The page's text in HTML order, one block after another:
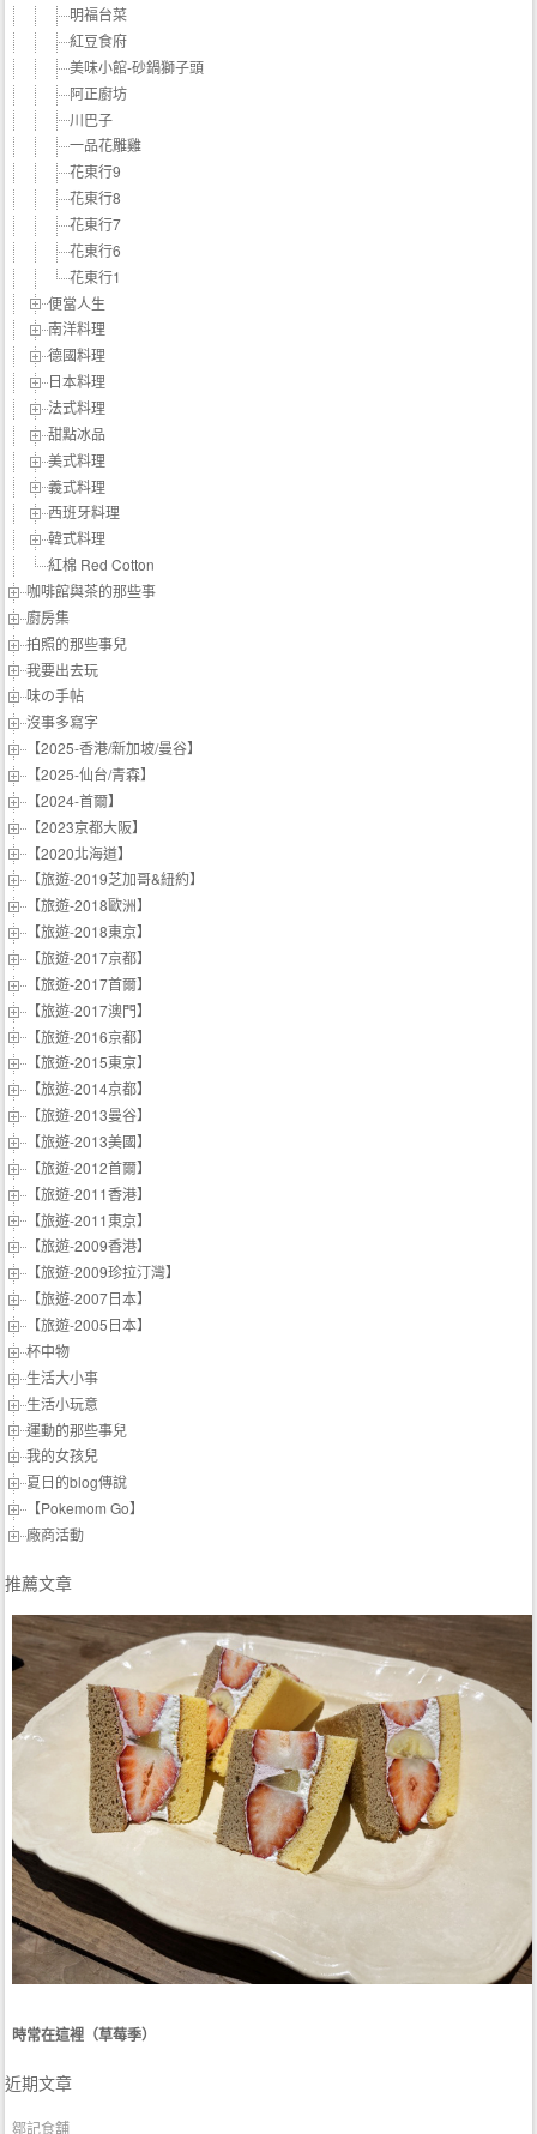
明福台菜
紅豆食府
美味小館-砂鍋獅子頭
阿正廚坊
川巴子
一品花雕雞
花東行9
花東行8
花東行7
花東行6
花東行1
便當人生
南洋料理
德國料理
日本料理
法式料理
甜點冰品
美式料理
義式料理
西班牙料理
韓式料理
紅棉 Red Cotton
咖啡館與茶的那些事
廚房集
拍照的那些事兒
我要出去玩
味の手帖‬
沒事多寫字
【2025-香港/新加坡/曼谷】
【2025-仙台/青森】
【2024-首爾】
【2023京都大阪】
【2020北海道】
【旅遊-2019芝加哥&紐約】
【旅遊-2018歐洲】
【旅遊-2018東京】
【旅遊-2017京都】
【旅遊-2017首爾】
【旅遊-2017澳門】
【旅遊-2016京都】
【旅遊-2015東京】
【旅遊-2014京都】
【旅遊-2013曼谷】
【旅遊-2013美國】
【旅遊-2012首爾】
【旅遊-2011香港】
【旅遊-2011東京】
【旅遊-2009香港】
【旅遊-2009珍拉汀灣】
【旅遊-2007日本】
【旅遊-2005日本】
杯中物
生活大小事
生活小玩意
運動的那些事兒
我的女孩兒
夏日的blog傳說
【Pokemom Go】
廠商活動
推薦文章
時常在這裡（草莓季）
近期文章
鄒記食舖